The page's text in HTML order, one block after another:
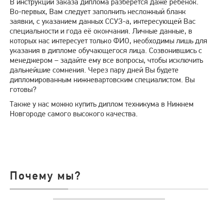
Во-первых, Вам следует заполнить несложный бланк
заявки, с указанием данных ССУЗ-а, интересующей Вас
специальности и года её окончания. Личные данные, в
которых нас интересует только ФИО, необходимы лишь для
указания в дипломе обучающегося лица. Созвонившись с
менеджером – задайте ему все вопросы, чтобы исключить
дальнейшие сомнения. Через пару дней Вы будете
дипломированным нижневартовским специалистом. Вы
готовы?
Также у нас можно купить диплом техникума в Нижнем
Новгороде самого высокого качества.
Почему мы?